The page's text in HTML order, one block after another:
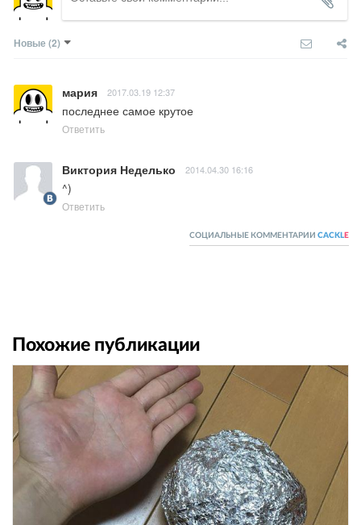
Новые (2)
мария 2017.03.19 12:37
последнее самое крутое
Ответить
Виктория Неделько 2014.04.30 16:16
^)
Ответить
СОЦИАЛЬНЫЕ КОММЕНТАРИИ CACKL E
Похожие публикации